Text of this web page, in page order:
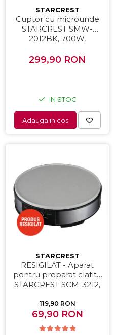
STARCREST
Cuptor cu microunde
STARCREST SMW-
2012BK, 700W,
mecanic, 6 Trepte de
putere, Negru
299,90 RON
IN STOC
Adauga in cos
STARCREST
RESIGILAT - Aparat
pentru preparat clatite
STARCREST SCM-3212,
ceramic antiaderent, 30
cm, Inox / Negru
119,90 RON
69,90 RON